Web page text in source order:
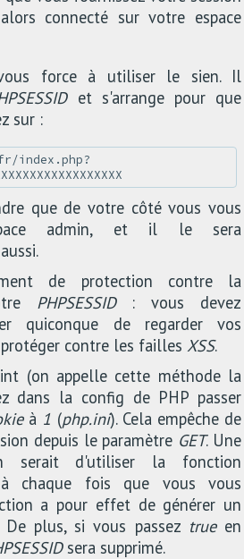
connecté sur votre espace
force à utiliser le sien. Il
et s'arrange pour que
sur :
index.php?
que de votre côté vous vous
admin, et il le sera
de protection contre la
PHPSESSID: vous devez
quiconque de regarder vos
contre les failles XSS.
(on appelle cette méthode la
dans la config de PHP passer
à 1 (php.ini). Cela empêche de
depuis le paramètre GET. Une
serait d'utiliser la fonction
chaque fois que vous vous
a pour effet de générer un
De plus, si vous passez trueen
sera supprimé.